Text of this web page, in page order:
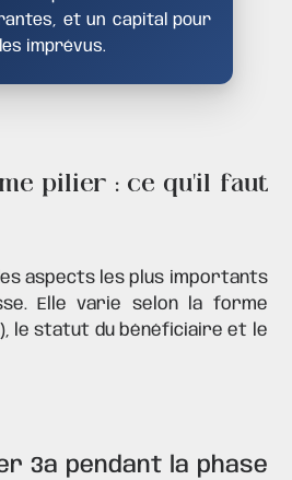
et un capital pour
imprévus.
pilier : ce qu'il faut
aspects les plus importants
Elle varie selon la forme
le statut du bénéficiaire et le
3a pendant la phase